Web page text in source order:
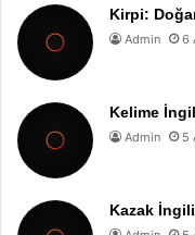
Kirpi:
Admin 6
Kelime
Admin 5
Kazak